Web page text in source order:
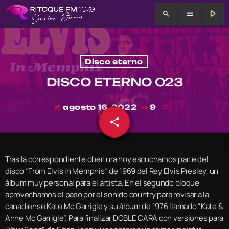
search menu play_arrow
Disco eterno
DISCO ETERNO 023
today agosto 16, 2022 9
share
email
Tras la correspondiente obertura hoy escuchamos parte del
disco “From Elvis in Memphis” de 1969 del Rey Elvis Presley, un
álbum muy personal para el artista. En el segundo bloque
aprovechamos el paso por el sonido country para revisar a la
canadiense Kate Mc Garrigle y su álbum de 1976 llamado “Kate &
Anne Mc Garrigle”. Para finalizar DOBLE CARA con versiones para